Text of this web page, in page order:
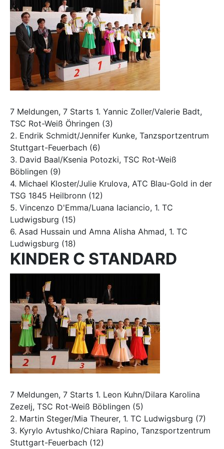
7 Meldungen, 7 Starts 1. Yannic Zoller/Valerie Badt,
TSC Rot-Weiß Öhringen (3)
2. Endrik Schmidt/Jennifer Kunke, Tanzsportzentrum
Stuttgart-Feuerbach (6)
3. David Baal/Ksenia Potozki, TSC Rot-Weiß
Böblingen (9)
4. Michael Kloster/Julie Krulova, ATC Blau-Gold in der
TSG 1845 Heilbronn (12)
5. Vincenzo D'Emma/Luana Iaciancio, 1. TC
Ludwigsburg (15)
6. Asad Hussain und Amna Alisha Ahmad, 1. TC
Ludwigsburg (18)
KINDER C STANDARD
7 Meldungen, 7 Starts 1. Leon Kuhn/Dilara Karolina
Zezelj, TSC Rot-Weiß Böblingen (5)
2. Martin Steger/Mia Theurer, 1. TC Ludwigsburg (7)
3. Kyrylo Avtushko/Chiara Rapino, Tanzsportzentrum
Stuttgart-Feuerbach (12)